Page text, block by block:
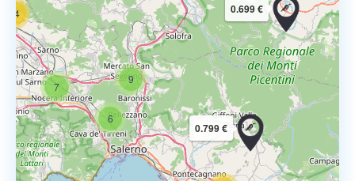
6
7
9
14
0.799 €
0.699 €